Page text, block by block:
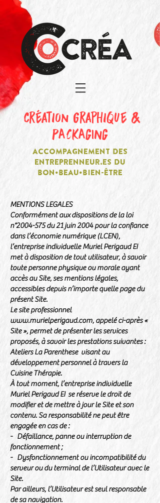
création graphique &
PACKAGING
ACCOMPAGNEMENT DES
ENTREPRENNEUR.ES DU
BON•BEAU•BIEN-ÊTRE
MENTIONS LEGALES
Conformément aux dispositions de la loi
n°2004-575du 21 juin 2004 pour la confiance
dans l’économie numérique (LCEN),
l’entreprise individuelle Muriel Perigaud EI
met à disposition de tout utilisateur, à savoir
toute personne physique ou morale ayant
accès au Site, ses mentions légales,
accessibles depuis n’importe quelle page du
présent Site.
Le site professionnel
www.murielperigaud.com, appelé ci-après «
Site », permet de présenter les services
proposés, à savoir les prestations suivantes :
Ateliers La Parenthese visant au
développement personnel à travers la
Cuisine Thérapie.
À tout moment, l’entreprise individuelle
Muriel Perigaud EI se réserve le droit de
modifier et de mettre à jour le Site et son
contenu. Sa responsabilité ne peut être
engagée en cas de :
- Défaillance, panne ou interruption de
fonctionnement ;
- Dysfonctionnement ou incompatibilité du
serveur ou du terminal de l’Utilisateur avec le
Site.
Par ailleurs, l’Utilisateur est seul responsable
de sa navigation.